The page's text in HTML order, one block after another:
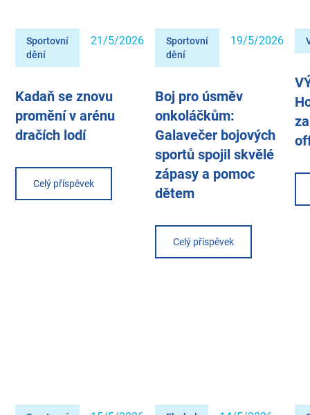
Sportovní
dění
21/5/2026
Kadaň se znovu
promění v arénu
dračích lodí
Celý příspěvek
Sportovní
dění
19/5/2026
Boj pro úsměv
onkoláčkům:
Galavečer bojových
sportů spojil skvělé
zápasy a pomoc
dětem
Celý příspěvek